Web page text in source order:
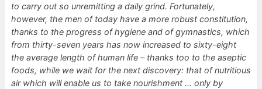
to carry out so unremitting a daily grind. Fortunately,
however, the men of today have a more robust constitution,
thanks to the progress of hygiene and of gymnastics, which
from thirty-seven years has now increased to sixty-eight
the average length of human life – thanks too to the aseptic
foods, while we wait for the next discovery: that of nutritious
air which will enable us to take nourishment … only by